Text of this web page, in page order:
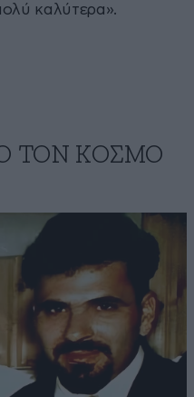
καλύτερα».
ΤΟΝ ΚΟΣΜΟ